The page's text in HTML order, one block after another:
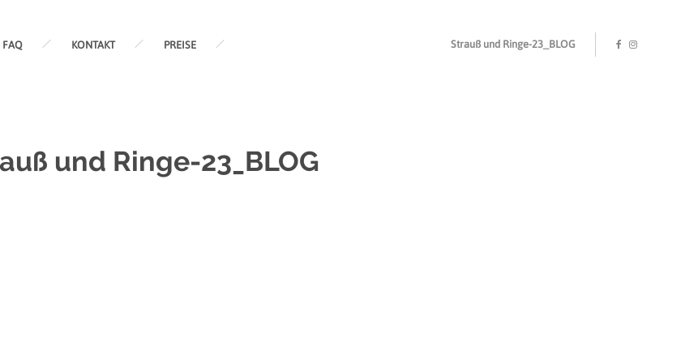
FAQ KONTAKT PREISE Strauß und Ringe-23_BLOG
und Ringe-23_BLOG